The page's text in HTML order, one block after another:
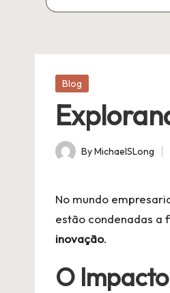
Posted
Blog
Posted
ByMichaelSLong
No mundo
estão condenadas a
inovação.
O